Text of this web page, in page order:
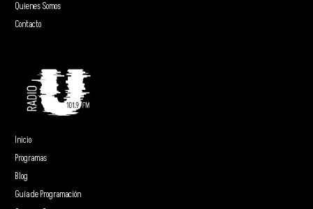
Quienes Somos
Contacto
Inicio
Programas
Blog
Guía de Programación